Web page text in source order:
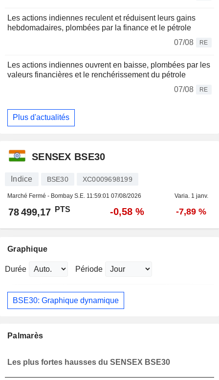
Les actions indiennes reculent et réduisent leurs gains
hebdomadaires, plombées par la finance et le pétrole
07/08
RE
Les actions indiennes ouvrent en baisse, plombées par les
valeurs financières et le renchérissement du pétrole
07/08
RE
Plus d'actualités
SENSEX BSE30
Indice BSE30 XC0009698199
Marché Fermé - Bombay S.E. 11:59:01 07/08/2026 Varia. 1 janv.
78 499,17 PTS -0,58 % -7,89 %
Graphique
Durée Période
BSE30: Graphique dynamique
Palmarès
Les plus fortes hausses du SENSEX BSE30